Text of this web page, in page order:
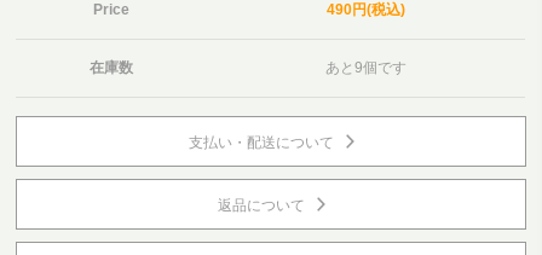
Price 490円(税込)
在庫数 あと9個です
支払い・配送について
返品について